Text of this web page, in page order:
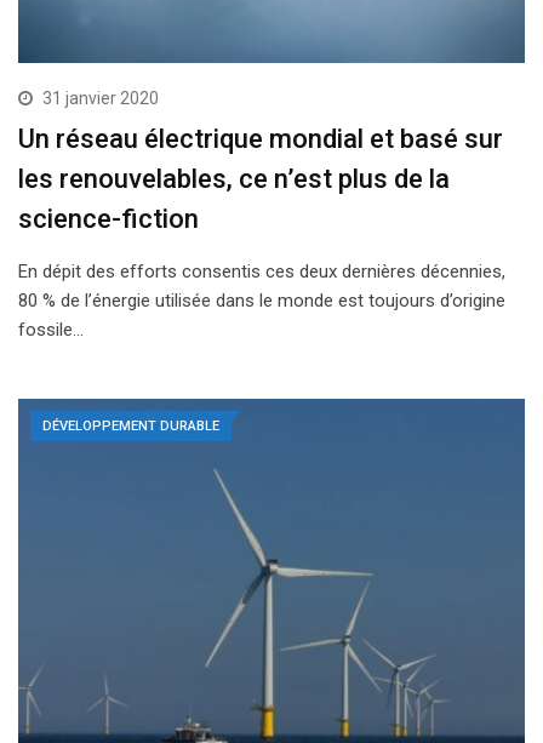
31 janvier 2020
Un réseau électrique mondial et basé sur
les renouvelables, ce n’est plus de la
science-fiction
En dépit des efforts consentis ces deux dernières décennies,
80 % de l’énergie utilisée dans le monde est toujours d’origine
fossile…
DÉVELOPPEMENT DURABLE